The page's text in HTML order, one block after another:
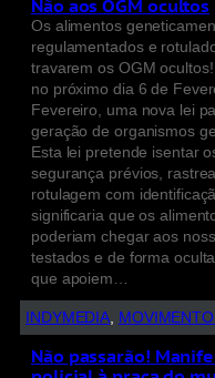
Não aos OGM ocultos
Os alimentos
regulamentados e
travarem os OGM
no próximo dia 6 de
Fevereiro, uma nova lei
geração de organismos
Esta lei pretende isentar
segurança prévios,
rotulagem com
significaria que os
poderiam chegar aos
testados e de forma
que apoiem…
INDYMEDIA,
Não passarão!